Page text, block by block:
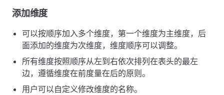
添加维度
可以按顺序加入多个维度，第一个维度为主维度，后
面添加的维度为次维度，维度顺序可以调整。
所有维度按照顺序从左到右依次排列在表头的最左
边，遵循维度在前度量在后的原则。
用户可以自定义修改维度的名称。